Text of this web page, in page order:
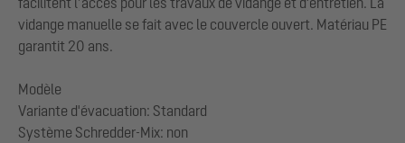
vidange manuelle se fait avec le couvercle ouvert. Matériau PE
garantit 20 ans.
Modèle
Variante d'évacuation: Standard
Système Schredder-Mix: non